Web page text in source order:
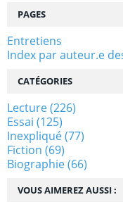
VOUS AIMEREZ AUSSI :
PAGES
Entretiens
Index par auteur.e
CATÉGORIES
Lecture(226)
Essai (125)
Inexpliqué(77)
Fiction (69)
Biographie(66)